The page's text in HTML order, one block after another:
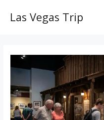
contenu
Las Vegas Trip